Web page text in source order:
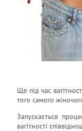
Ще під час
того самого
Запускається
вагітності